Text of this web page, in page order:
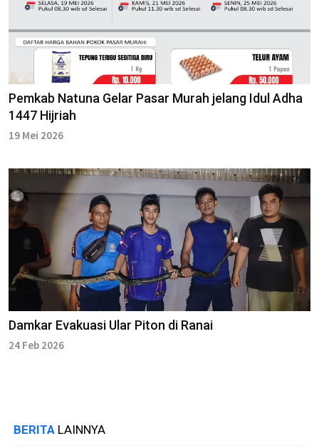
Pemkab Natuna Gelar Pasar Murah jelang Idul Adha
1447 Hijriah
19 Mei 2026
Damkar Evakuasi Ular Piton di Ranai
24 Feb 2026
BERITA LAINNYA